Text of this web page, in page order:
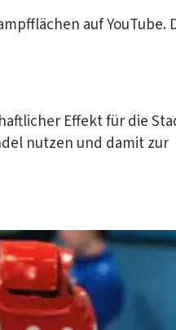
auf YouTube.
Effekt für die
nutzen und damit zur